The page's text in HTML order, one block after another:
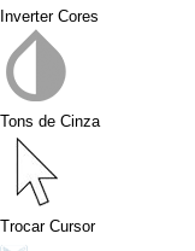
Inverter Cores
Tons de Cinza
Trocar Cursor